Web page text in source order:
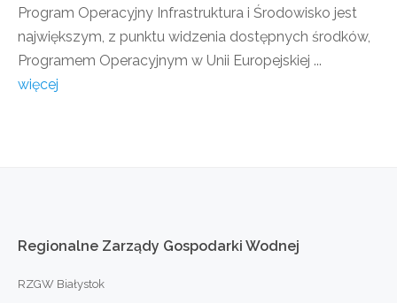
Program Operacyjny Infrastruktura i Środowisko jest
największym, z punktu widzenia dostępnych środków,
Programem Operacyjnym w Unii Europejskiej ...
więcej
Regionalne Zarządy Gospodarki Wodnej
RZGW Białystok